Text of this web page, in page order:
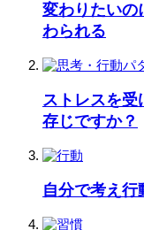
変わりたいの
わられる
ストレスを受
存じですか？
自分で考え行